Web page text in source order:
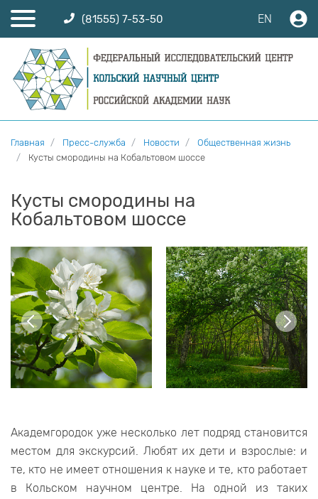
(81555) 7-53-50 EN
Главная Пресс-служба Новости
Общественная жизнь
Кусты смородины на Кобальтовом шоссе
Кусты смородины на
Кобальтовом шоссе
Академгородок уже несколько лет подряд становится
местом для экскурсий. Любят их дети и взрослые: и
те, кто не имеет отношения к науке и те, кто работает
в Кольском научном центре. На одной из таких